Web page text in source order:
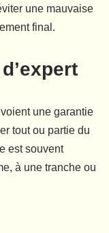
une mauvaise
final.
une garantie
tout ou partie du
est souvent
à une tranche ou